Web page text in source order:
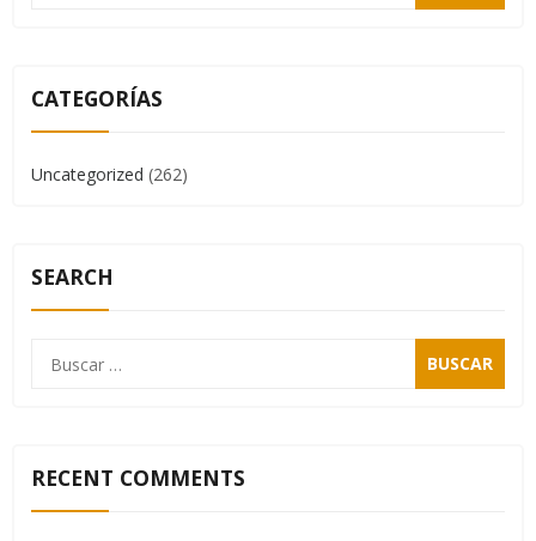
CATEGORÍAS
Uncategorized (262)
SEARCH
RECENT COMMENTS